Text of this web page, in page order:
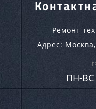
Ремонт
Адрес: Москва,
ПН-ВC